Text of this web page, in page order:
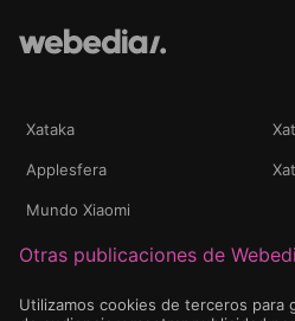
Xataka
Applesfera
Mundo Xiaomi
Otras publicaciones de
Utilizamos cookies de terceros para